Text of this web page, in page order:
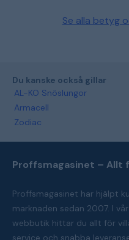
Se alla betyg
Du kanske också gillar
AL-KO Snöslungor
Armacell
Zodiac
Proffsmagasinet – Allt
Proffsmagasinet har hjälpt
marknaden sedan 2007. I
webbutik hittar du allt för
service och snabba